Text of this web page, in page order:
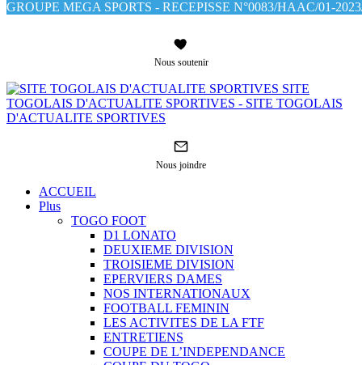
GROUPE MEGA SPORTS - RECEPISSE N°0083/HAAC/01-
Nous soutenir
SITE
TOGOLAIS D'ACTUALITE SPORTIVES - SITE TOGOLAIS
D'ACTUALITE SPORTIVES
Nous joindre
ACCUEIL
Plus
TOGO FOOT
D1 LONATO
DEUXIEME DIVISION
TROISIEME DIVISION
EPERVIERS DAMES
NOS INTERNATIONAUX
FOOTBALL FEMININ
LES ACTIVITES DE LA FTF
ENTRETIENS
COUPE DE L’INDEPENDANCE